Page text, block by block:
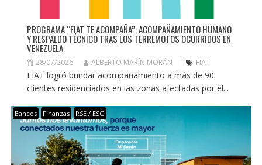
PROGRAMA “FIAT TE ACOMPAÑA”: ACOMPAÑAMIENTO HUMANO
Y RESPALDO TÉCNICO TRAS LOS TERREMOTOS OCURRIDOS EN
VENEZUELA
28/07/2026 ALBERTO MARÍN MORÁN FIAT
FIAT logró brindar acompañamiento a más de 90
clientes residenciados en las zonas afectadas por el...
Bancos Finanzas RSE / ESG